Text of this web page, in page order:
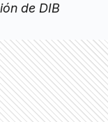
de DIB